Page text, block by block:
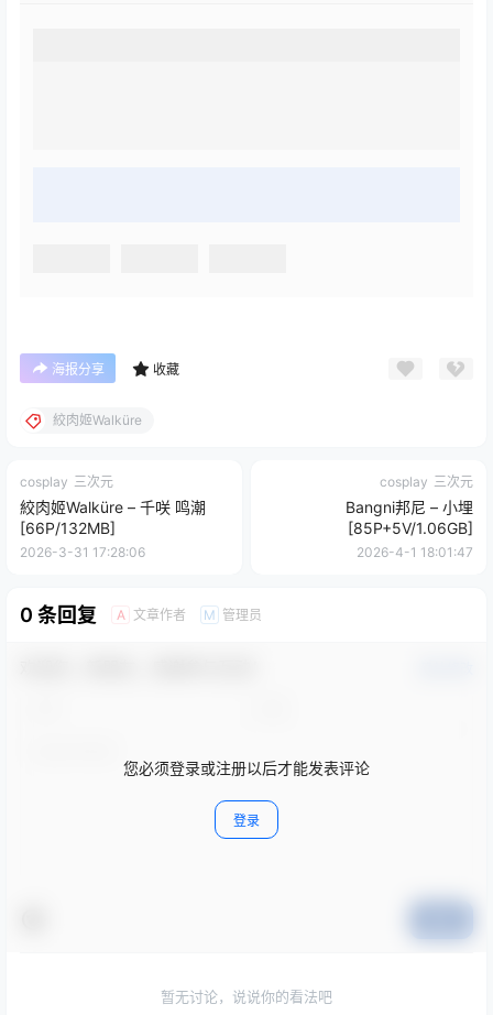
海报分享 收藏
絞肉姬Walküre
cosplay 三次元
絞肉姬Walküre – 千咲 鸣潮
[66P/132MB]
2026-3-31 17:28:06
cosplay 三次元
Bangni邦尼 – 小埋
[85P+5V/1.06GB]
2026-4-1 18:01:47
0 条回复 A 文章作者 M 管理员
您必须登录或注册以后才能发表评论
登录
暂无讨论，说说你的看法吧